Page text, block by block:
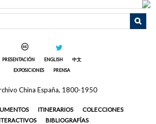
PRESENTACIÓN ENGLISH
中文
EXPOSICIONES
PRENSA
ITINERARIOS
COLECCIONES
BIBLIOGRAFÍAS